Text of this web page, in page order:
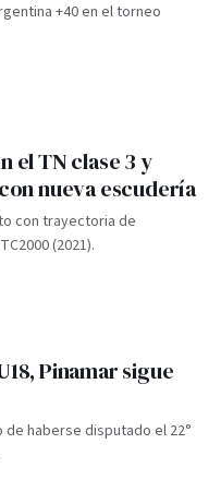
+40 en el torneo
el TN clase 3 y
nueva escudería
con trayectoria de
(2021).
Pinamar sigue
haberse disputado el 22°